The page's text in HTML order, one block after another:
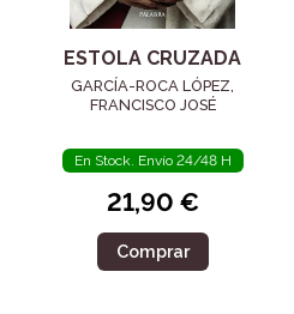
ESTOLA CRUZADA
GARCÍA-ROCA LÓPEZ,
FRANCISCO JOSÉ
En Stock. Envío 24/48 H
21,90 €
Comprar